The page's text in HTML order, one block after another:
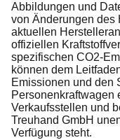
Abbildungen und
von Änderungen des
aktuellen
offiziellen
spezifischen CO2-
können dem
Emissionen und den
Personenkraftwagen
Verkaufsstellen und
Treuhand GmbH
Verfügung steht.